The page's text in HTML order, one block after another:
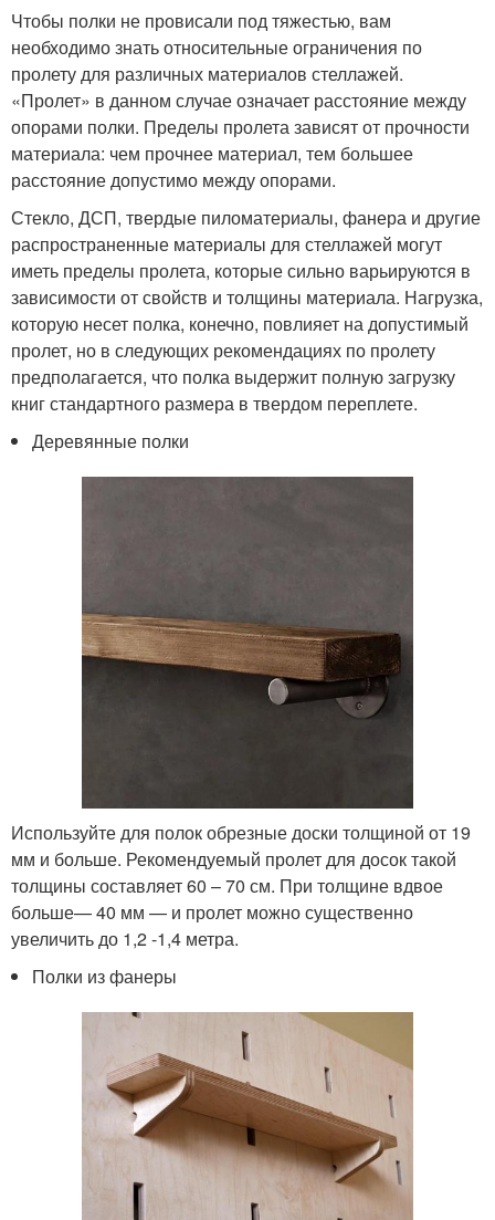
Чтобы полки не провисали под тяжестью, вам
необходимо знать относительные ограничения по
пролету для различных материалов стеллажей.
«Пролет» в данном случае означает расстояние между
опорами полки. Пределы пролета зависят от прочности
материала: чем прочнее материал, тем большее
расстояние допустимо между опорами.
Стекло, ДСП, твердые пиломатериалы, фанера и другие
распространенные материалы для стеллажей могут
иметь пределы пролета, которые сильно варьируются в
зависимости от свойств и толщины материала. Нагрузка,
которую несет полка, конечно, повлияет на допустимый
пролет, но в следующих рекомендациях по пролету
предполагается, что полка выдержит полную загрузку
книг стандартного размера в твердом переплете.
Деревянные полки
Используйте для полок обрезные доски толщиной от 19
мм и больше. Рекомендуемый пролет для досок такой
толщины составляет 60 – 70 см. При толщине вдвое
больше— 40 мм — и пролет можно существенно
увеличить до 1,2 -1,4 метра.
Полки из фанеры